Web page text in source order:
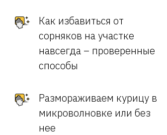
Как избавиться от
сорняков на участке
навсегда – проверенные
способы
Размораживаем курицу в
микроволновке или без
нее